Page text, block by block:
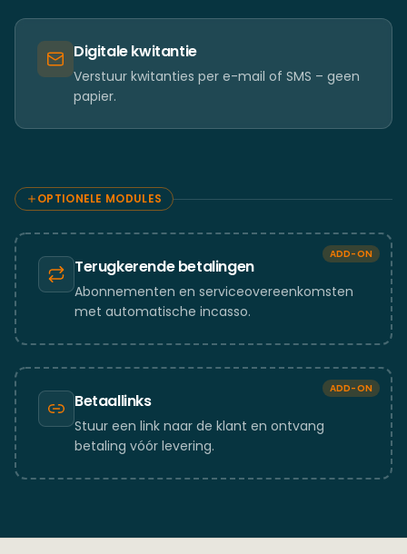
Digitale kwitantie
Verstuur kwitanties per e-mail of SMS – geen
papier.
OPTIONELE MODULES
ADD-ON
Terugkerende betalingen
Abonnementen en serviceovereenkomsten
met automatische incasso.
ADD-ON
Betaallinks
Stuur een link naar de klant en ontvang
betaling vóór levering.